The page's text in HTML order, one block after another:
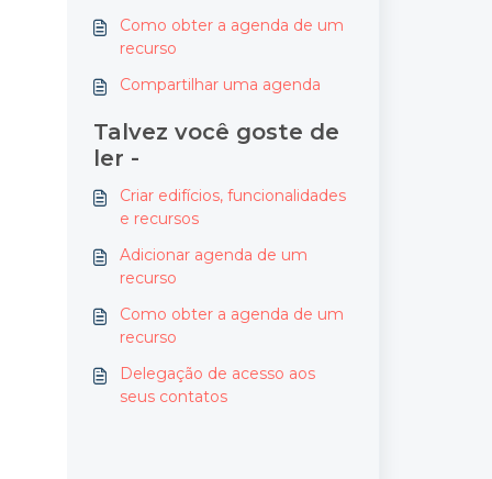
Como obter a agenda de um
recurso
Compartilhar uma agenda
Talvez você goste de
ler -
Criar edifícios, funcionalidades
e recursos
Adicionar agenda de um
recurso
Como obter a agenda de um
recurso
Delegação de acesso aos
seus contatos